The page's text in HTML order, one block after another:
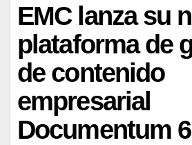
EMC lanza su
plataforma de
de contenido
empresarial
Documentum 6